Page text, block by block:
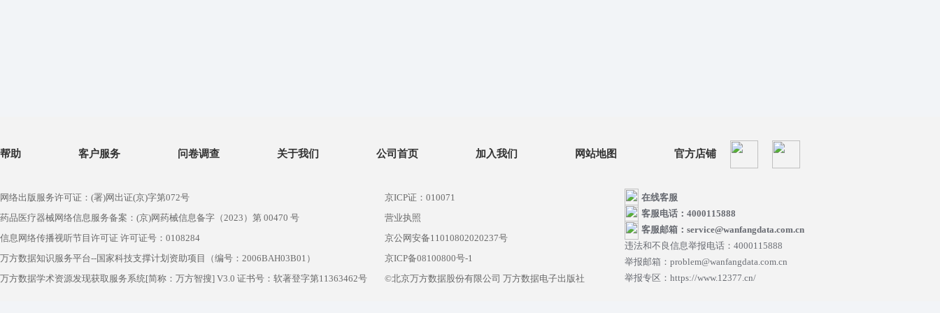
帮助 客户服务 问卷调查 关于我们 公司首页 加入我们 网站地图 官方店铺
网络出版服务许可证：(署)网出证(京)字第072号
药品医疗器械网络信息服务备案：(京)网药械信息备字（2023）第 00470 号
信息网络传播视听节目许可证 许可证号：0108284
万方数据知识服务平台--国家科技支撑计划资助项目（编号：2006BAH03B01）
万方数据学术资源发现获取服务系统[简称：万方智搜] V3.0 证书号：软著登字第11363462号
京ICP证：010071
营业执照
京公网安备11010802020237号
京ICP备08100800号-1
©北京万方数据股份有限公司 万方数据电子出版社
在线客服
客服电话：4000115888
客服邮箱：service@wanfangdata.com.cn
违法和不良信息举报电话：4000115888
举报邮箱：problem@wanfangdata.com.cn
举报专区：https://www.12377.cn/